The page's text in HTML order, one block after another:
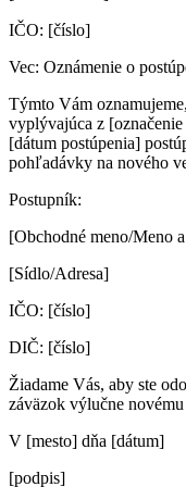
IČO: [číslo]
Vec: Oznámenie o
Týmto Vám
vyplývajúca z
[dátum postúpenia]
pohľadávky na nového
Postupník:
[Obchodné meno/Meno
[Sídlo/Adresa]
IČO: [číslo]
DIČ: [číslo]
Žiadame Vás, aby ste
záväzok výlučne
V [mesto] dňa [dátum]
[podpis]